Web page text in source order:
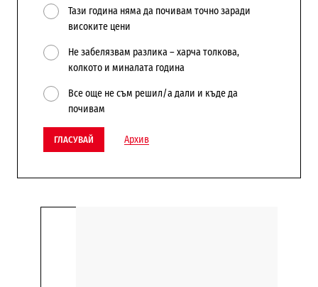
Тази година няма да почивам точно заради
високите цени
Не забелязвам разлика – харча толкова,
колкото и миналата година
Все още не съм решил/а дали и къде да
почивам
ГЛАСУВАЙ Архив